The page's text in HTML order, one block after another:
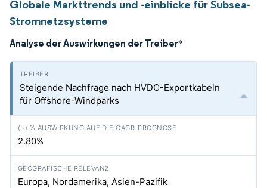
Globale Markttrends und -einblicke für Subsea-
Stromnetzsysteme
Analyse der Auswirkungen der Treiber*
Steigende Nachfrage nach HVDC-Exportkabeln
für Offshore-Windparks
2.80%
Europa, Nordamerika, Asien-Pazifik